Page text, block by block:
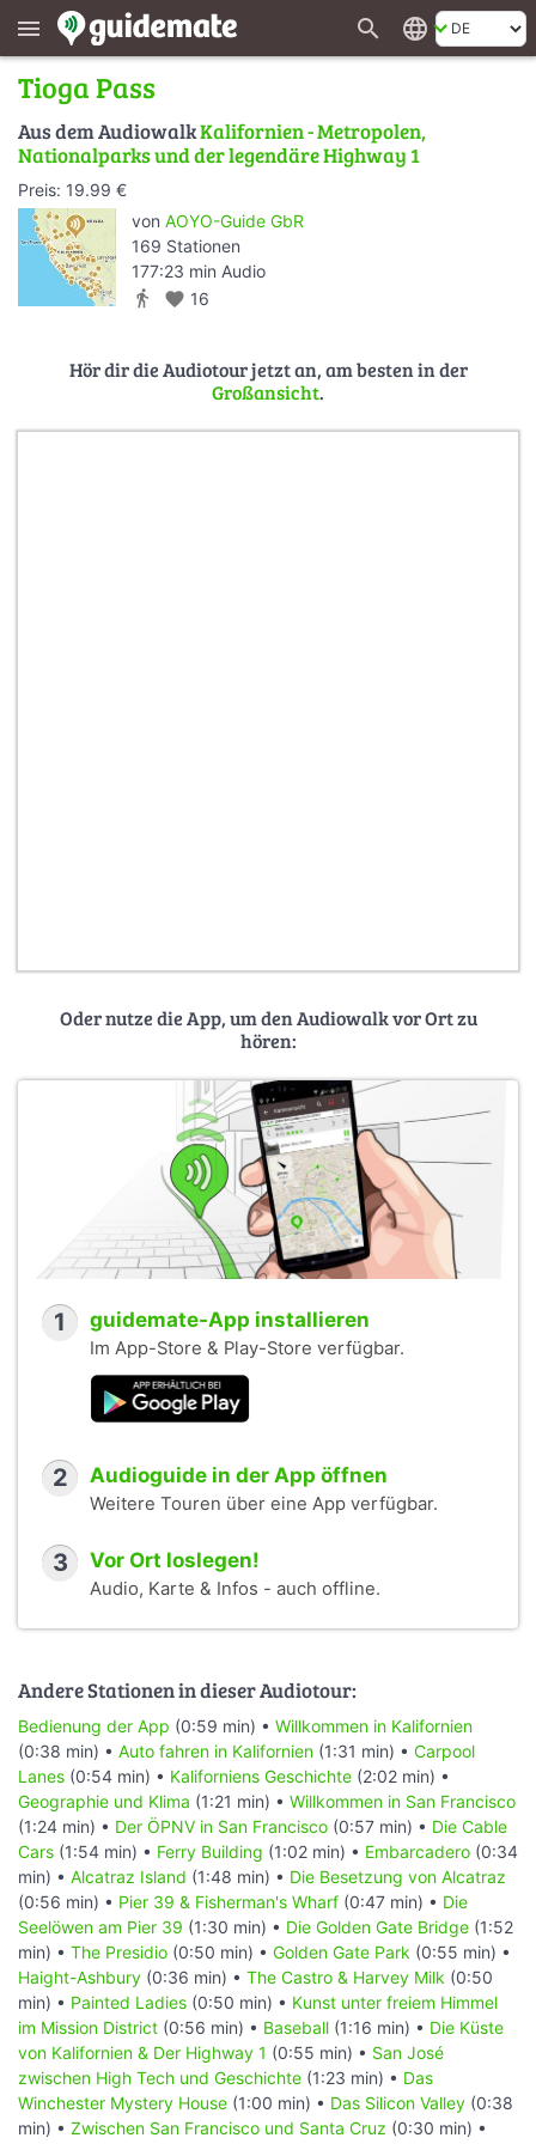
menu search language
Tioga Pass
Aus dem AudiowalkKalifornien - Metropolen,
Nationalparks und der legendäre Highway 1
Preis: 19.99 €
von AOYO-Guide GbR
169 Stationen
177:23 min Audio
directions_walk favorite 16
Hör dir die Audiotour jetzt an, am besten in der
Großansicht.
Oder nutze die App, um den Audiowalk vor Ort zu
hören:
1 guidemate-App installieren
Im App-Store & Play-Store verfügbar.
2 Audioguide in der App öffnen
Weitere Touren über eine App verfügbar.
3 Vor Ort loslegen!
Audio, Karte & Infos - auch offline.
Andere Stationen in dieser Audiotour:
Bedienung der App (0:59 min) • Willkommen in Kalifornien
(0:38 min) • Auto fahren in Kalifornien (1:31 min) • Carpool
Lanes (0:54 min) • Kaliforniens Geschichte (2:02 min) •
Geographie und Klima (1:21 min) • Willkommen in San Francisco
(1:24 min) • Der ÖPNV in San Francisco (0:57 min) • Die Cable
Cars (1:54 min) • Ferry Building (1:02 min) • Embarcadero (0:34
min) • Alcatraz Island (1:48 min) • Die Besetzung von Alcatraz
(0:56 min) • Pier 39 & Fisherman's Wharf (0:47 min) • Die
Seelöwen am Pier 39 (1:30 min) • Die Golden Gate Bridge (1:52
min) • The Presidio (0:50 min) • Golden Gate Park (0:55 min) •
Haight-Ashbury (0:36 min) • The Castro & Harvey Milk (0:50
min) • Painted Ladies (0:50 min) • Kunst unter freiem Himmel
im Mission District (0:56 min) • Baseball (1:16 min) • Die Küste
von Kalifornien & Der Highway 1 (0:55 min) • San José
zwischen High Tech und Geschichte (1:23 min) • Das
Winchester Mystery House (1:00 min) • Das Silicon Valley (0:38
min) • Zwischen San Francisco und Santa Cruz (0:30 min) •